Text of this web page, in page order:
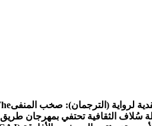
لرواية (الترجمان): صخب المنفى
سُلاف الثقافية تحتفي بمهرجان طريق